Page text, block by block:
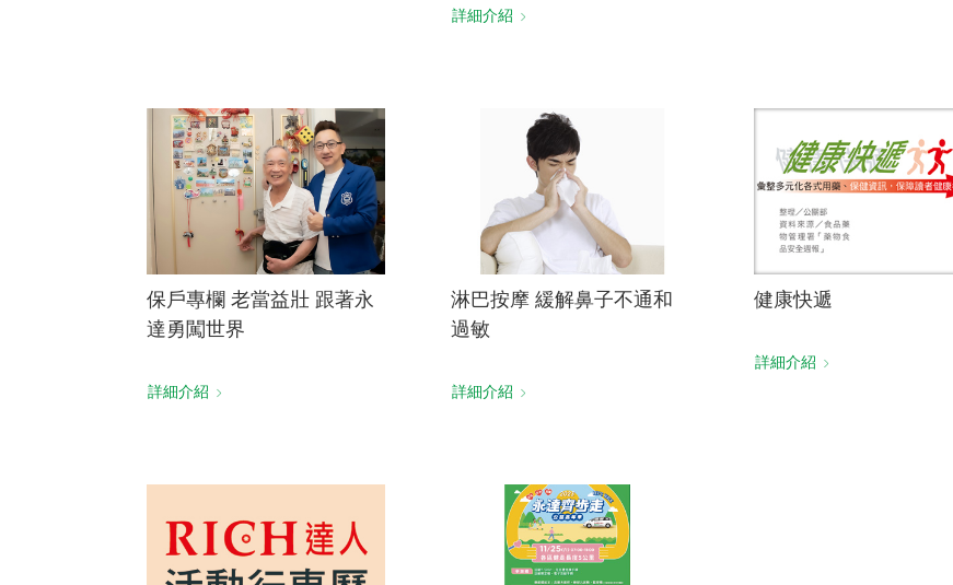
詳細介紹
保戶專欄 老當益壯 跟著永
達勇闖世界
詳細介紹
淋巴按摩 緩解鼻子不通和
過敏
詳細介紹
健康快遞
詳細介紹